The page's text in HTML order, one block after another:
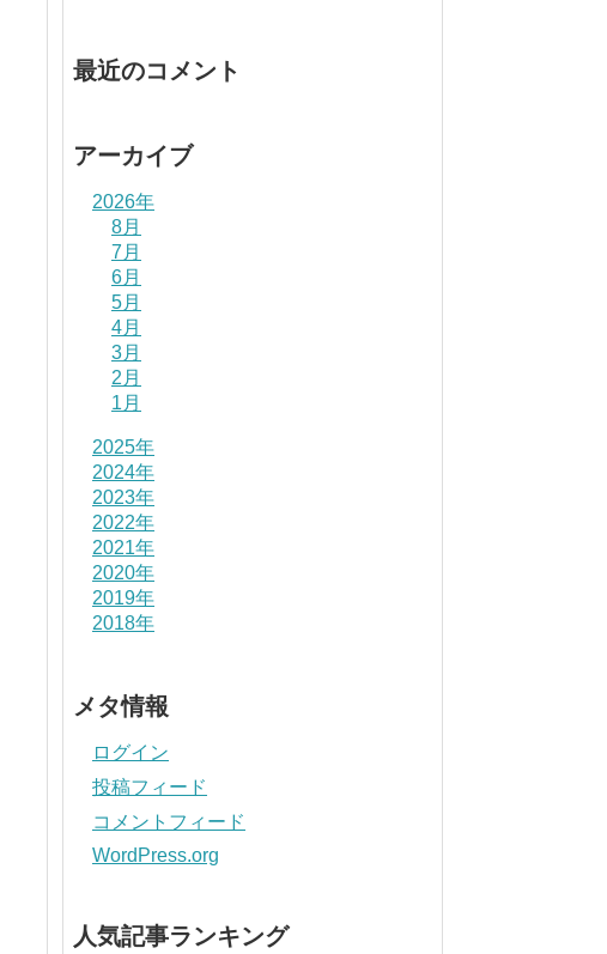
最近のコメント
アーカイブ
2026年
8月
7月
6月
5月
4月
3月
2月
1月
2025年
2024年
2023年
2022年
2021年
2020年
2019年
2018年
メタ情報
ログイン
投稿フィード
コメントフィード
WordPress.org
人気記事ランキング